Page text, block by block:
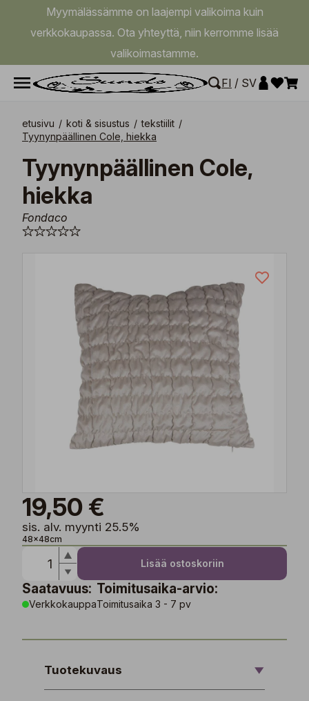
Myymälässämme on laajempi valikoima kuin
verkkokaupassa. Ota yhteyttä, niin kerromme lisää
valikoimastamme.
FI / SV
etusivu / koti & sisustus / tekstiilit /
Tyynynpäällinen Cole, hiekka
Tyynynpäällinen Cole,
hiekka
Fondaco
19,50 €
sis. alv. myynti 25.5%
48x48cm
Lisää ostoskoriin
Saatavuus:
Verkkokauppa
Toimitusaika-arvio:
Toimitusaika 3 - 7 pv
Tuotekuvaus